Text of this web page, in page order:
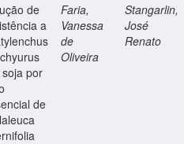
de
a
por
de
Faria,
Vanessa
de
Oliveira
Stangarlin,
José
Renato